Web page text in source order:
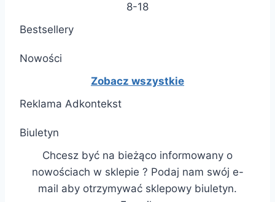
8-18
Bestsellery
Nowości
Zobacz wszystkie
Reklama Adkontekst
Biuletyn
Chcesz być na bieżąco informowany o
nowościach w sklepie ? Podaj nam swój e-
mail aby otrzymywać sklepowy biuletyn.